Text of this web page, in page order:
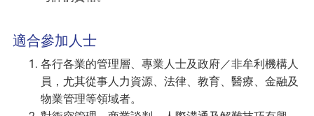
適合參加人士
各行各業的管理層、專業人士及政府／非牟利機構人
員，尤其從事人力資源、法律、教育、醫療、金融及
物業管理等領域者。